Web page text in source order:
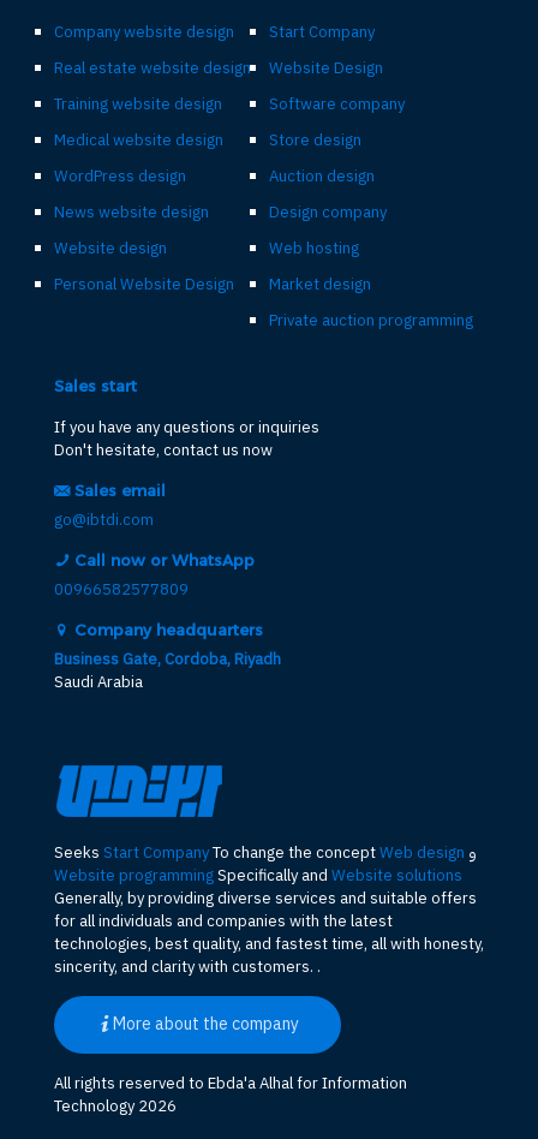
Start Company
Website Design
Software company
Store design
Auction design
Design company
Web hosting
Market design
Private auction programming
Company website design
Real estate website design
Training website design
Medical website design
WordPress design
News website design
Website design
Personal Website Design
Sales start
If you have any questions or inquiries
Don't hesitate, contact us now
Sales email
go@ibtdi.com
Call now or WhatsApp
00966582577809
Company headquarters
Business Gate, Cordoba, Riyadh
Saudi Arabia
Seeks Start CompanyTo change the conceptWeb design و
Website programmingSpecifically and Website solutions
Generally, by providing diverse services and suitable offers
for all individuals and companies with the latest
technologies, best quality, and fastest time, all with honesty,
sincerity, and clarity with customers. .
More about the company
All rights reserved to Ebda'a Alhal for Information
Technology 2026